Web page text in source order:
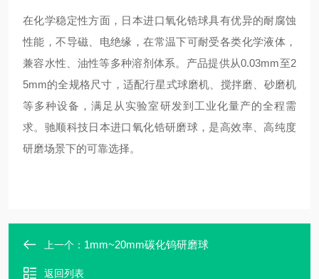
在化学稳定性方面，日本进口氧化锆球具有优异的耐腐蚀
性能，不导磁、电绝缘，在常温下可耐受各类化学液体，
兼容水性、油性等多种溶剂体系。产品提供从0.03mm至2
5mm的全规格尺寸，适配行星式球磨机、搅拌磨、砂磨机
等多种设备，满足从实验室研发到工业化量产的全程需
求。驰顺科技日本进口氧化锆研磨球，是高效率、高纯度
研磨场景下的可靠选择。
上一个： 1mm~20mm碳化钨研磨球
返回列表